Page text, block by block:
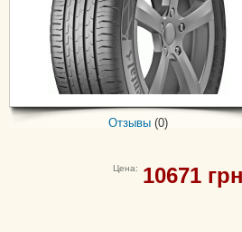
850 P
850 P SUV
IceContact 2
IceContact 3
Отзывы (0)
Цена: 10671 грн